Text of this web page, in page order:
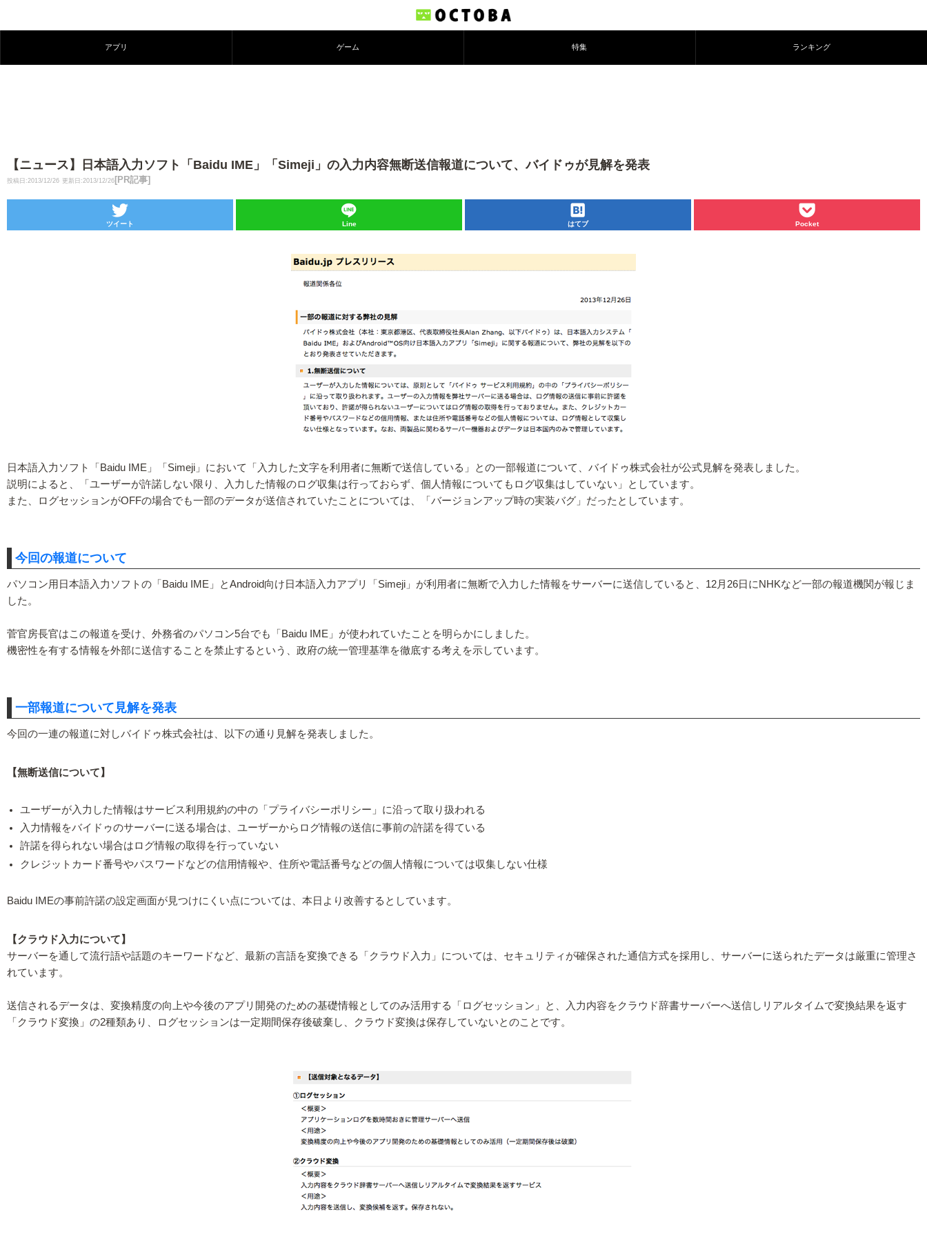
アプリ ゲーム 特集 ランキング
【ニュース】日本語入力ソフト「Baidu IME」「Simeji」の入力内容無断送信報道について、バイドゥが見解を発表
投稿日:2013/12/26 更新日:2013/12/26 [PR記事]
ツイート Line はてブ Pocket
日本語入力ソフト「Baidu IME」「Simeji」において「入力した文字を利用者に無断で送信している」との一部報道について、バイドゥ株式会社が公式見解を発表しました。
説明によると、「ユーザーが許諾しない限り、入力した情報のログ収集は行っておらず、個人情報についてもログ収集はしていない」としています。
また、ログセッションがOFFの場合でも一部のデータが送信されていたことについては、「バージョンアップ時の実装バグ」だったとしています。
今回の報道について
パソコン用日本語入力ソフトの「Baidu IME」とAndroid向け日本語入力アプリ「Simeji」が利用者に無断で入力した情報をサーバーに送信していると、12月26日にNHKなど一部の報道機関が報じま
した。
菅官房長官はこの報道を受け、外務省のパソコン5台でも「Baidu IME」が使われていたことを明らかにしました。
機密性を有する情報を外部に送信することを禁止するという、政府の統一管理基準を徹底する考えを示しています。
一部報道について見解を発表
今回の一連の報道に対しバイドゥ株式会社は、以下の通り見解を発表しました。
【無断送信について】
ユーザーが入力した情報はサービス利用規約の中の「プライバシーポリシー」に沿って取り扱われる
入力情報をバイドゥのサーバーに送る場合は、ユーザーからログ情報の送信に事前の許諾を得ている
許諾を得られない場合はログ情報の取得を行っていない
クレジットカード番号やパスワードなどの信用情報や、住所や電話番号などの個人情報については収集しない仕様
Baidu IMEの事前許諾の設定画面が見つけにくい点については、本日より改善するとしています。
【クラウド入力について】
サーバーを通して流行語や話題のキーワードなど、最新の言語を変換できる「クラウド入力」については、セキュリティが確保された通信方式を採用し、サーバーに送られたデータは厳重に管理さ
れています。
送信されるデータは、変換精度の向上や今後のアプリ開発のための基礎情報としてのみ活用する「ログセッション」と、入力内容をクラウド辞書サーバーへ送信しリアルタイムで変換結果を返す
「クラウド変換」の2種類あり、ログセッションは一定期間保存後破棄し、クラウド変換は保存していないとのことです。